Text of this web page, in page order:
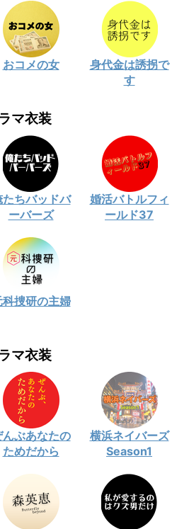
おコメの女
身代金は誘拐で
す
マ衣装
たちバッドバ
ーバーズ
婚活バトルフィ
ールド37
科捜研の主婦
マ衣装
んぶあなたの
ためだから
横浜ネイバーズ
Season1